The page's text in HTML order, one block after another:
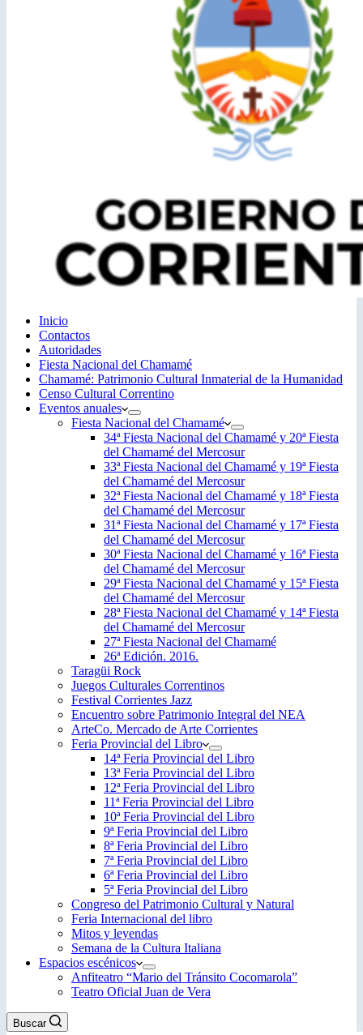
Inicio
Contactos
Autoridades
Fiesta Nacional del Chamamé
Chamamé: Patrimonio Cultural Inmaterial de la Humanidad
Censo Cultural Correntino
Eventos anuales
Fiesta Nacional del Chamamé
34ª Fiesta Nacional del Chamamé y 20ª Fiesta
del Chamamé del Mercosur
33ª Fiesta Nacional del Chamamé y 19ª Fiesta
del Chamamé del Mercosur
32ª Fiesta Nacional del Chamamé y 18ª Fiesta
del Chamamé del Mercosur
31ª Fiesta Nacional del Chamamé y 17ª Fiesta
del Chamamé del Mercosur
30ª Fiesta Nacional del Chamamé y 16ª Fiesta
del Chamamé del Mercosur
29ª Fiesta Nacional del Chamamé y 15ª Fiesta
del Chamamé del Mercosur
28ª Fiesta Nacional del Chamamé y 14ª Fiesta
del Chamamé del Mercosur
27ª Fiesta Nacional del Chamamé
26ª Edición. 2016.
Taragüi Rock
Juegos Culturales Correntinos
Festival Corrientes Jazz
Encuentro sobre Patrimonio Integral del NEA
ArteCo. Mercado de Arte Corrientes
Feria Provincial del Libro
14ª Feria Provincial del Libro
13ª Feria Provincial del Libro
12ª Feria Provincial del Libro
11ª Feria Provincial del Libro
10ª Feria Provincial del Libro
9ª Feria Provincial del Libro
8ª Feria Provincial del Libro
7ª Feria Provincial del Libro
6ª Feria Provincial del Libro
5ª Feria Provincial del Libro
Congreso del Patrimonio Cultural y Natural
Feria Internacional del libro
Mitos y leyendas
Semana de la Cultura Italiana
Espacios escénicos
Anfiteatro “Mario del Tránsito Cocomarola”
Teatro Oficial Juan de Vera
Buscar